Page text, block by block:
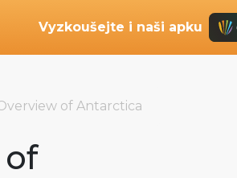
Vyzkoušejte i naši apku
of Antarctica